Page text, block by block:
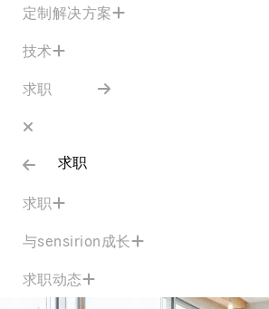
定制解决方案
技术
求职
求职
求职
与sensirion成长
求职动态